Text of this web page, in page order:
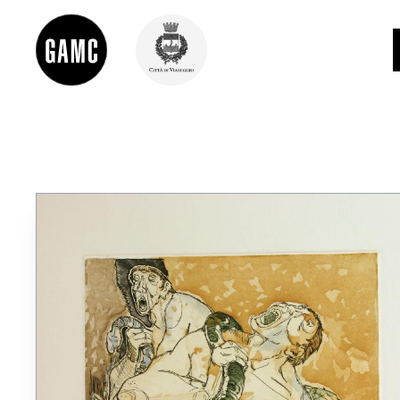
LE COLLEZIONI
GLI AUTORI
LORENZO VIANI
MOSTRE
EVENTI
PALAZZO DELLE MUSE